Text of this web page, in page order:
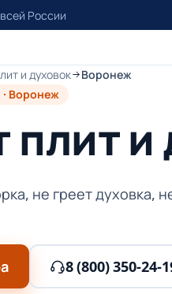
России
и духовок
Воронеж
Воронеж
плит
не греет духовка,
8 (800) 350-24-